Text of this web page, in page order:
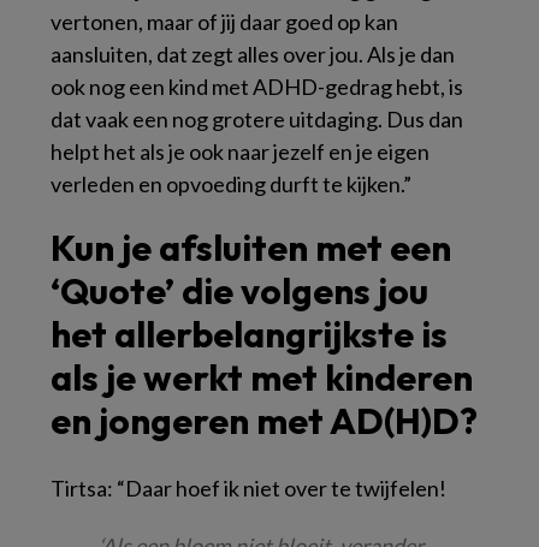
vertonen, maar of jij daar goed op kan
aansluiten, dat zegt alles over jou. Als je dan
ook nog een kind met ADHD-gedrag hebt, is
dat vaak een nog grotere uitdaging. Dus dan
helpt het als je ook naar jezelf en je eigen
verleden en opvoeding durft te kijken.”
Kun je afsluiten met een
‘Quote’ die volgens jou
het allerbelangrijkste is
als je werkt met kinderen
en jongeren met AD(H)D?
Tirtsa: “Daar hoef ik niet over te twijfelen!